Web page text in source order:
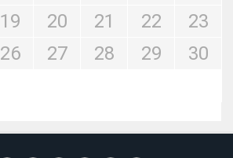
19 20 21 22
23
26 27 28 29
30